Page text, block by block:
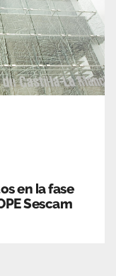
en la fase
Sescam